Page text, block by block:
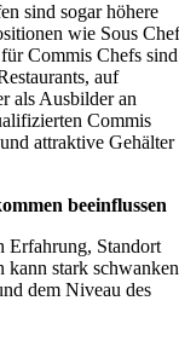
sind sogar höhere
wie Sous Chef
Commis Chefs sind
auf
als Ausbilder an
Commis
attraktive Gehälter
beeinflussen
Erfahrung, Standort
kann stark
dem Niveau des